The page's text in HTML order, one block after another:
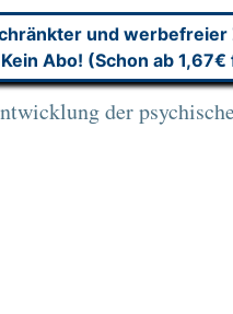
und werbefreier
Kein Abo! (Schon ab
der